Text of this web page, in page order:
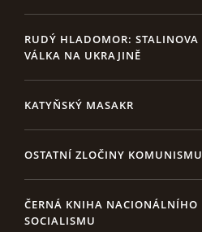
RUDÝ HLADOMOR: STALINOVA
VÁLKA NA UKRAJINĚ
KATYŇSKÝ MASAKR
OSTATNÍ ZLOČINY KOMUNISMU
ČERNÁ KNIHA NACIONÁLNÍHO
SOCIALISMU